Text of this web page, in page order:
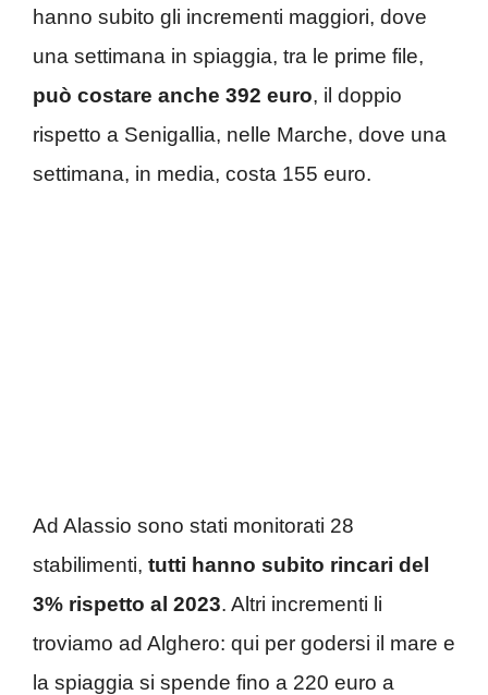
hanno subito gli incrementi maggiori, dove
una settimana in spiaggia, tra le prime file,
può costare anche 392 euro, il doppio
rispetto a Senigallia, nelle Marche, dove una
settimana, in media, costa 155 euro.
Ad Alassio sono stati monitorati 28
stabilimenti, tutti hanno subito rincari del
3% rispetto al 2023. Altri incrementi li
troviamo ad Alghero: qui per godersi il mare e
la spiaggia si spende fino a 220 euro a